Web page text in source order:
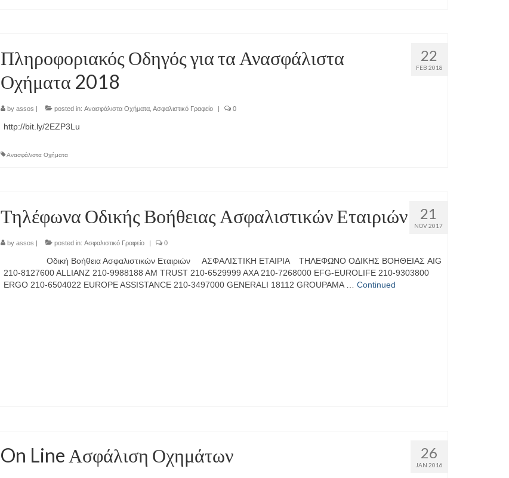
22
FEB 2018
Πληροφοριακός Οδηγός για τα Ανασφάλιστα
Οχήματα 2018
byassos | posted in:Ανασφάλιστα Οχήματα ,Ασφαλιστικό Γραφείο | 0
http://bit.ly/2EZP3Lu
Ανασφάλιστα Οχήματα
21
NOV 2017
Τηλέφωνα Οδικής Βοήθειας Ασφαλιστικών Εταιριών
byassos | posted in:Ασφαλιστικό Γραφείο | 0
Οδική Βοήθεια Ασφαλιστικών Εταιριών ΑΣΦΑΛΙΣΤΙΚΗ ΕΤΑΙΡΙΑ ΤΗΛΕΦΩΝΟ ΟΔΙΚΗΣ ΒΟΗΘΕΙΑΣ AIG
210-8127600 ALLIANZ 210-9988188 AM TRUST 210-6529999 AXA 210-7268000 EFG-EUROLIFE 210-9303800
ERGO 210-6504022 EUROPE ASSISTANCE 210-3497000 GENERALI 18112 GROUPAMA …Continued
26
JAN 2016
On Line Ασφάλιση Οχημάτων